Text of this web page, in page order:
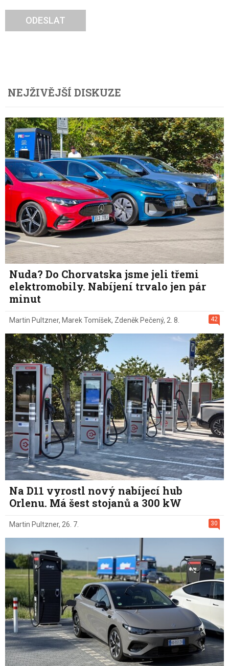
ODESLAT
NEJŽIVĚJŠÍ DISKUZE
Nuda? Do Chorvatska jsme jeli třemi
elektromobily. Nabíjení trvalo jen pár
minut
42
Martin Pultzner, Marek Tomíšek, Zdeněk Pečený, 2. 8.
Na D11 vyrostl nový nabíjecí hub
Orlenu. Má šest stojanů a 300 kW
30
Martin Pultzner, 26. 7.